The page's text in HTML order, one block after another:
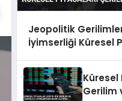
Jeopolitik
İyimserliği Küresel
Gerilim